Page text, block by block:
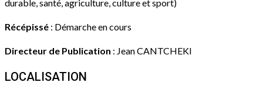
durable, santé, agriculture, culture et sport)
Récépissé : Démarche en cours
Directeur de Publication : Jean CANTCHEKI
LOCALISATION